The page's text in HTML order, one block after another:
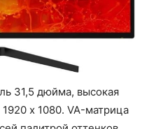
31,5 дюйма, высокая
х 1080. VA-матрица